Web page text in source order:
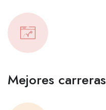
Mejores carreras